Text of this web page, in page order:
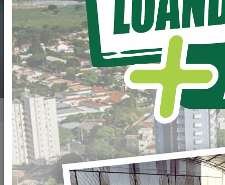
DECRETO 100 DE
16/06/2025
Home Notícias
Publicado em: 16/06/2025 17:30